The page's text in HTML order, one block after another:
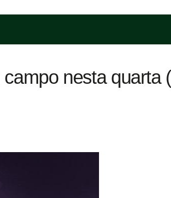
nesta quarta